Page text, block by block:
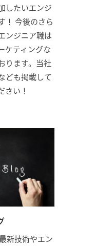
したいエンジ
！ 今後のさら
ンジニア職は
ケティングな
ります。当社
ども掲載して
さい！
新技術やエン